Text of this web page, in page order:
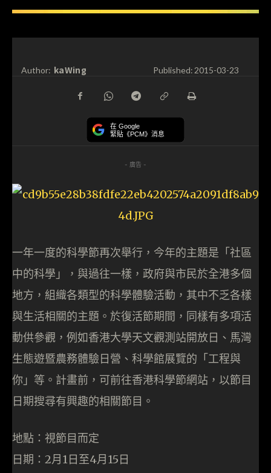
Author: kaWing Published:2015-03-23
在 Google
緊貼《PCM》消息
- 廣告 -
一年一度的科學節再次舉行，今年的主題是「社區
中的科學」，與過往一樣，政府與市民於全港多個
地方，組織各類型的科學體驗活動，其中不乏各樣
與生活相關的主題。於復活節期間，同樣有多項活
動供參觀，例如香港大學天文觀測站開放日、馬灣
生態遊暨農務體驗日營、科學館展覽的「工程與
你」等。計畫前，可前往香港科學節網站，以節目
日期搜尋有興趣的相關節目。
地點：視節目而定
日期：2月1日至4月15日